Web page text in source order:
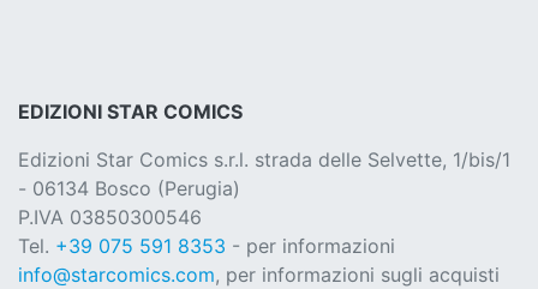
EDIZIONI STAR COMICS
Edizioni Star Comics s.r.l. strada delle Selvette, 1/bis/1
- 06134 Bosco (Perugia)
P.IVA 03850300546
Tel. +39 075 591 8353 - per informazioni
info@starcomics.com, per informazioni sugli acquisti